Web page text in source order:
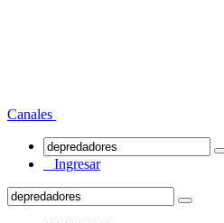
Canales
Ingresar